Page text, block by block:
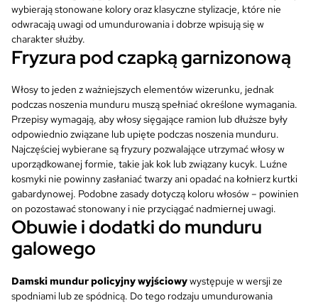
wybierają stonowane kolory oraz klasyczne stylizacje, które nie
odwracają uwagi od umundurowania i dobrze wpisują się w
charakter służby.
Fryzura pod czapką garnizonową
Włosy to jeden z ważniejszych elementów wizerunku, jednak
podczas noszenia munduru muszą spełniać określone wymagania.
Przepisy wymagają, aby włosy sięgające ramion lub dłuższe były
odpowiednio związane lub upięte podczas noszenia munduru.
Najczęściej wybierane są fryzury pozwalające utrzymać włosy w
uporządkowanej formie, takie jak kok lub związany kucyk. Luźne
kosmyki nie powinny zasłaniać twarzy ani opadać na kołnierz kurtki
gabardynowej. Podobne zasady dotyczą koloru włosów – powinien
on pozostawać stonowany i nie przyciągać nadmiernej uwagi.
Obuwie i dodatki do munduru
galowego
Damski mundur policyjny wyjściowywystępuje w wersji ze
spodniami lub ze spódnicą. Do tego rodzaju umundurowania